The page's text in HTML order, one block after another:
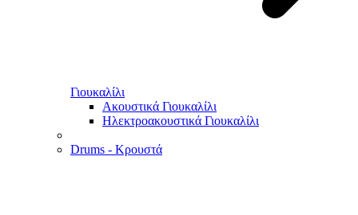
Γιουκαλίλι
Ακουστικά Γιουκαλίλι
Ηλεκτροακουστικά Γιουκαλίλι
Drums - Κρουστά